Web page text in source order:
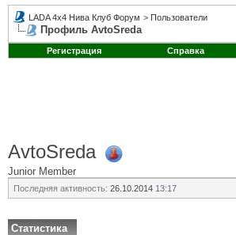
LADA 4x4 Нива Клуб Форум > Пользователи
Профиль AvtoSreda
Регистрация Справка
AvtoSreda
Junior Member
Последняя активность: 26.10.2014 13:17
Статистика